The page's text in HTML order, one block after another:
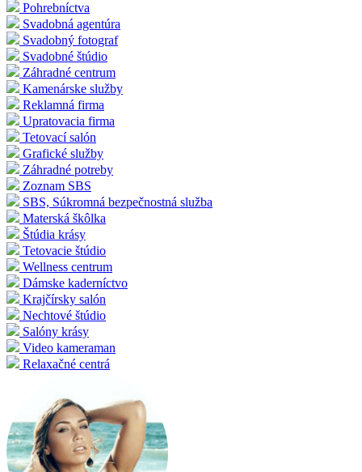
Pohrebníctva
Svadobná agentúra
Svadobný fotograf
Svadobné štúdio
Záhradné centrum
Kamenárske služby
Reklamná firma
Upratovacia firma
Tetovací salón
Grafické služby
Záhradné potreby
Zoznam SBS
SBS, Súkromná bezpečnostná služba
Materská škôlka
Štúdia krásy
Tetovacie štúdio
Wellness centrum
Dámske kaderníctvo
Krajčírsky salón
Nechtové štúdio
Salóny krásy
Video kameraman
Relaxačné centrá